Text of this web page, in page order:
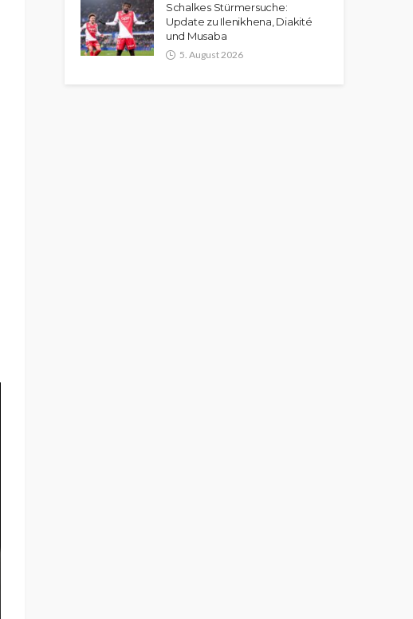
Schalkes Stürmersuche:
Update zu Ilenikhena, Diakité
und Musaba
5. August 2026